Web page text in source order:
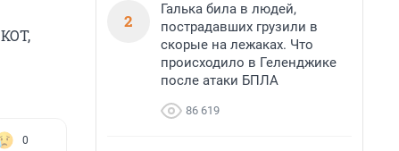
0
2
Галька била в людей,
пострадавших грузили в
скорые на лежаках. Что
происходило в Геленджике
после атаки БПЛА
86 619